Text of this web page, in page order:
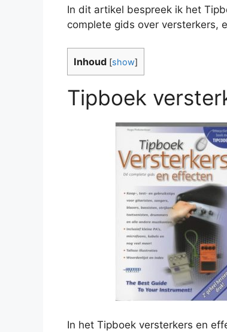
In dit artikel bespreek ik het
complete gids over versterkers,
Inhoud [show]
Tipboek
In het Tipboek versterkers en